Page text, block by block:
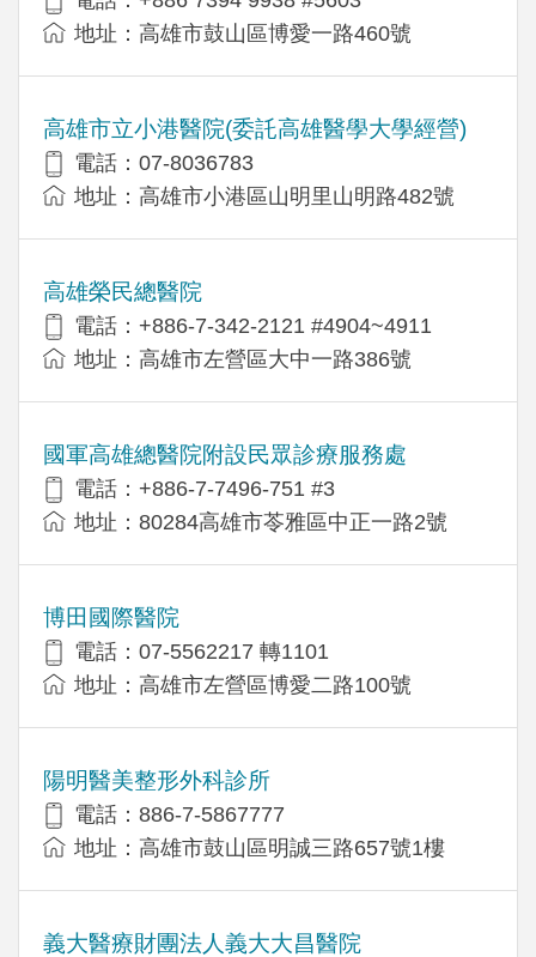
地址：高雄市鼓山區博愛一路460號
高雄市立小港醫院(委託高雄醫學大學經營)
電話：07-8036783
地址：高雄市小港區山明里山明路482號
高雄榮民總醫院
電話：+886-7-342-2121 #4904~4911
地址：高雄市左營區大中一路386號
國軍高雄總醫院附設民眾診療服務處
電話：+886-7-7496-751 #3
地址：80284高雄市苓雅區中正一路2號
博田國際醫院
電話：07-5562217 轉1101
地址：高雄市左營區博愛二路100號
陽明醫美整形外科診所
電話：886-7-5867777
地址：高雄市鼓山區明誠三路657號1樓
義大醫療財團法人義大大昌醫院